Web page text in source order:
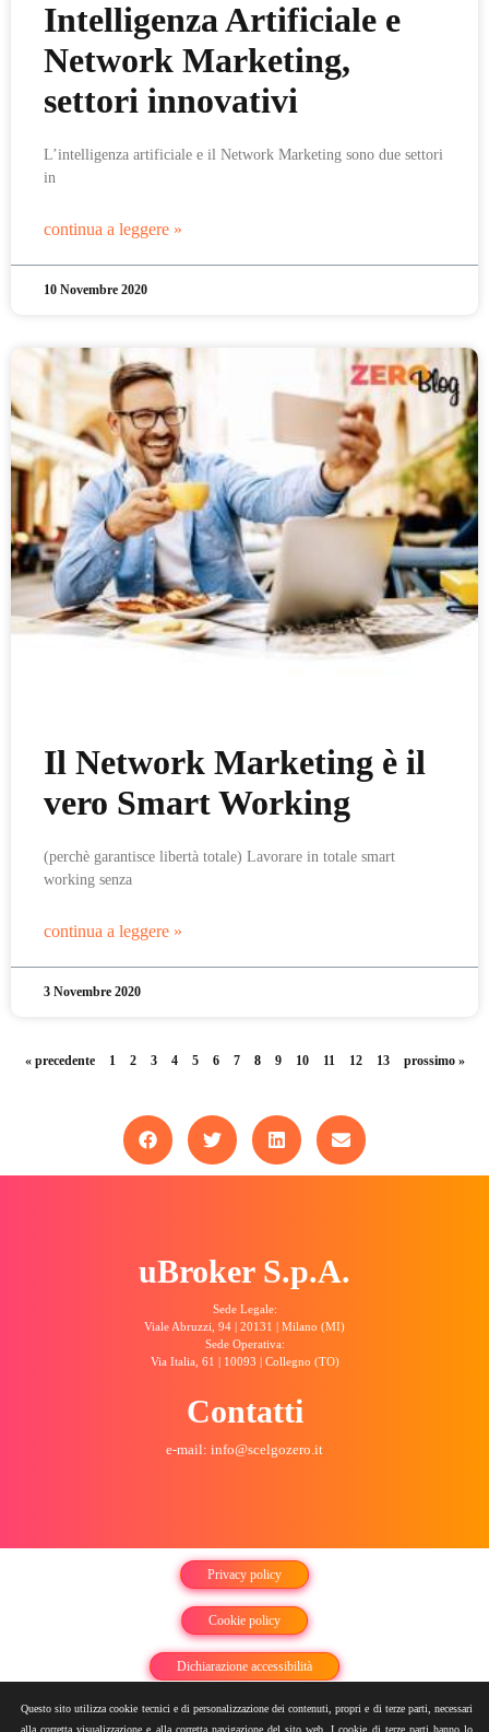
Intelligenza Artificiale e
Network Marketing,
settori innovativi
L’intelligenza artificiale e il Network Marketing sono due settori
in
continua a leggere »
10 Novembre 2020
Il Network Marketing è il
vero Smart Working
(perchè garantisce libertà totale) Lavorare in totale smart
working senza
continua a leggere »
3 Novembre 2020
« precedente 1 2 3 4 5 6 7 8 9 10 11 12 13 prossimo »
uBroker S.p.A.
Sede Legale:
Viale Abruzzi, 94 | 20131 | Milano (MI)
Sede Operativa:
Via Italia, 61 | 10093 | Collegno (TO)
Contatti
e-mail: info@scelgozero.it
Privacy policy
Cookie policy
Dichiarazione accessibilità
Sitemap
Questo sito utilizza cookie tecnici e di personalizzazione dei contenuti, propri e di terze parti, necessari
alla corretta visualizzazione e alla corretta navigazione del sito web. I cookie di terze parti hanno lo